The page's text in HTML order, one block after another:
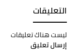
التعليقات
ليست هناك تعليقات
إرسال تعليق